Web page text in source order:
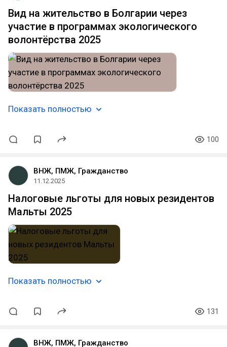
Вид на жительство в Болгарии через
участие в программах экологического
волонтёрства 2025
Показать полностью
100
ВНЖ, ПМЖ, Гражданство
11.12.2025
Налоговые льготы для новых резидентов
Мальты 2025
Показать полностью
131
ВНЖ, ПМЖ, Гражданство